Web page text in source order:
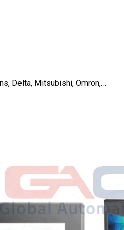
Delta, Mitsubishi, Omron,…